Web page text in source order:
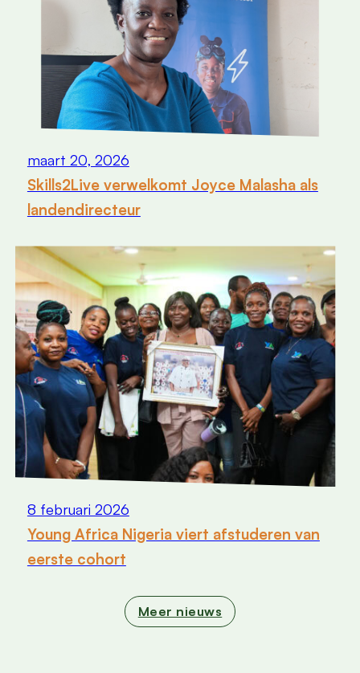
maart 20, 2026
Skills2Live verwelkomt Joyce Malasha als
landendirecteur
8 februari 2026
Young Africa Nigeria viert afstuderen van
eerste cohort
Meer nieuws